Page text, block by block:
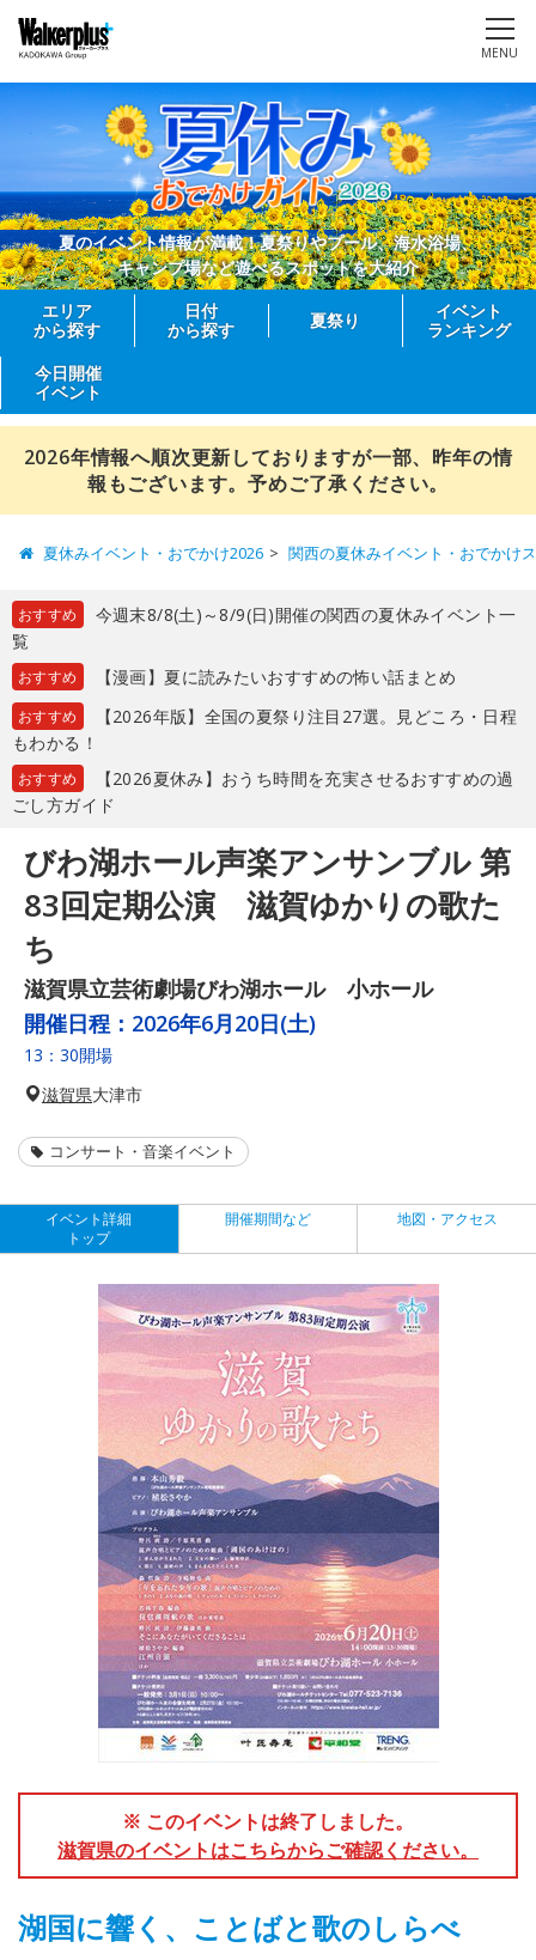
MENU
夏のイベント情報が満載！夏祭りやプール、海水浴場、
キャンプ場など遊べるスポットを大紹介
エリア
から探す
日付
から探す
夏祭り
イベント
ランキング
今日開催
イベント
2026年情報へ順次更新しておりますが一部、昨年の情
報もございます。予めご了承ください。
夏休みイベント・おでかけ2026 関西の夏休みイベント・おでかけ
おすすめ
今週末8/8(土)～8/9(日)開催の関西の夏休みイベント一
覧
おすすめ 【漫画】夏に読みたいおすすめの怖い話まとめ
おすすめ
【2026年版】全国の夏祭り注目27選。見どころ・日程
もわかる！
おすすめ
【2026夏休み】おうち時間を充実させるおすすめの過
ごし方ガイド
びわ湖ホール声楽アンサンブル 第
83回定期公演 滋賀ゆかりの歌た
ち
滋賀県立芸術劇場びわ湖ホール 小ホール
開催日程： 2026年6月20日(土)
13：30開場
滋賀県大津市
コンサート・音楽イベント
イベント詳細
トップ
開催期間など 地図・アクセス
※ このイベントは終了しました。
滋賀県のイベントはこちらからご確認ください。
湖国に響く、ことばと歌のしらべ